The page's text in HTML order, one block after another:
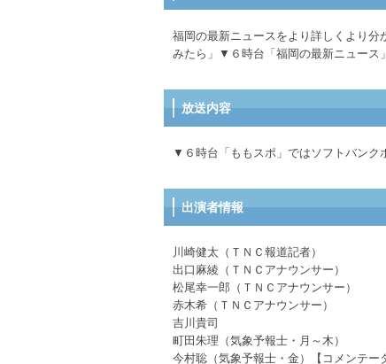
福岡の最新ニュースをより詳しくより
みたら」▼６時台「福岡の最新ニュース
放送内容
▼６時台「ももスポ」ではソフトバンク
出演者情報
川崎健太（ＴＮＣ報道記者）
出口麻綾（ＴＮＣアナウンサー）
松尾幸一郎（ＴＮＣアナウンサー）
赤木希（ＴＮＣアナウンサー）
吉川貴司
町田朱理（気象予報士・月～木）
今村聡（気象予報士・金）【コメンテー